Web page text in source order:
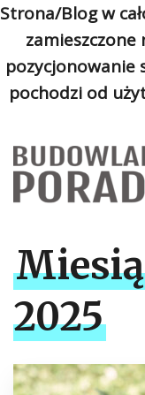
Strona/Blog w
zamieszczone
pozycjonowanie
pochodzi od
2025